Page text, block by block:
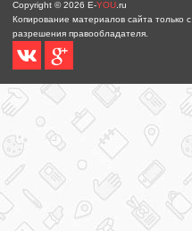
Copyright © 2026 E-YOU .ru
Копирование материалов сайта только с
разрешения правообладателя.